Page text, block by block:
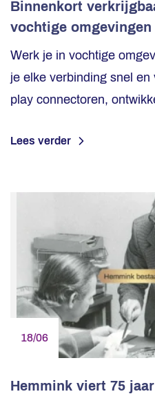
Binnenkort
vochtige omgevingen
Werk je in vochtige
je elke verbinding snel
play connectoren,
Lees verder
18/06
Hemmink viert 75